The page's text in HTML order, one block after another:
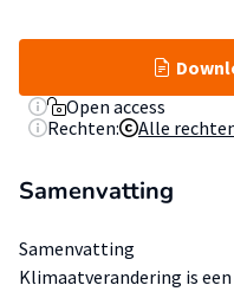
Open access
Rechten:
Alle
Samenvatting
Samenvatting
Klimaatverandering is